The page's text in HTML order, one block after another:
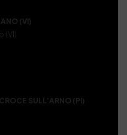
(VI)
(VI)
SULL’ARNO (PI)